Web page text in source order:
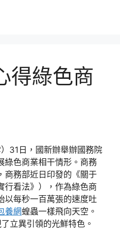
得綠色商
31日，國新辦舉辦國務院
綠色商業相干情形。商務
商務部近日印發的《關于
行看法》），作為綠色商
以每秒一百萬張的速度吐
養網蝗蟲一樣飛向天空。
立異引領的光鮮特色。